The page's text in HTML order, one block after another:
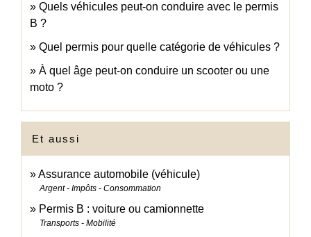
Quels véhicules peut-on conduire avec le permis
B ?
Quel permis pour quelle catégorie de véhicules ?
À quel âge peut-on conduire un scooter ou une
moto ?
Et aussi
Assurance automobile (véhicule)
Argent - Impôts - Consommation
Permis B : voiture ou camionnette
Transports - Mobilité